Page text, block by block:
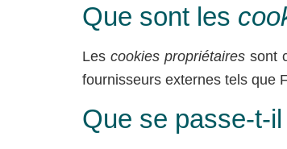
Que sont les
Les cookies propriétairessont
fournisseurs externes tels que
Que se passe-t-